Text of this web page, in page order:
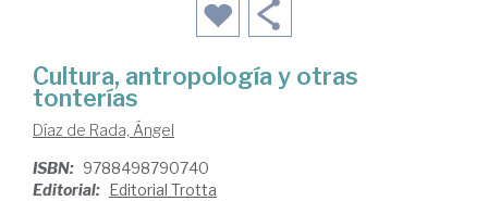
Cultura, antropología y otras
tonterías
Díaz de Rada, Ángel
ISBN: 9788498790740
Editorial: Editorial Trotta